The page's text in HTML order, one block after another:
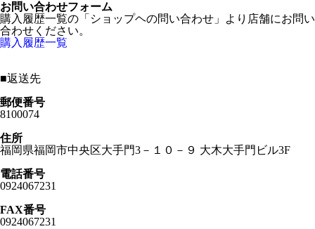
お問い合わせフォーム
購入履歴一覧の「ショップヘの問い合わせ」より店舗にお問い
合わせください。
購入履歴一覧
■返送先
郵便番号
8100074
住所
福岡県福岡市中央区大手門3－１０－９ 大木大手門ビル3F
電話番号
0924067231
FAX番号
0924067231